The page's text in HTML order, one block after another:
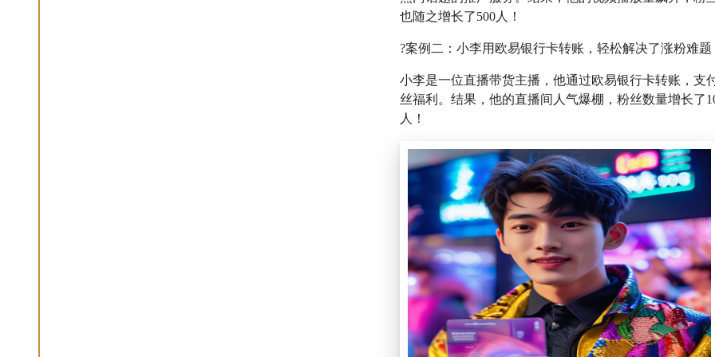
也随之增长了500人！
?案例二：小李用欧易银行卡转账，轻松解决了涨粉难题
小李是一位直播带货主播，他通过欧易银行卡转账，支
丝福利。结果，他的直播间人气爆棚，粉丝数量增长了
人！